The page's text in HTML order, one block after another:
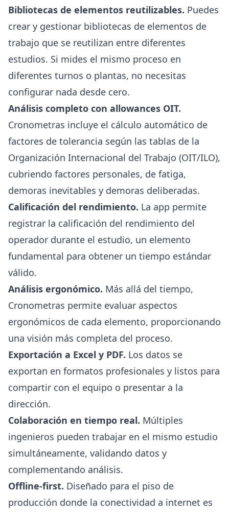
Bibliotecas de elementos reutilizables. Puedes
crear y gestionar bibliotecas de elementos de
trabajo que se reutilizan entre diferentes
estudios. Si mides el mismo proceso en
diferentes turnos o plantas, no necesitas
configurar nada desde cero.
Análisis completo con allowances OIT.
Cronometras incluye el cálculo automático de
factores de tolerancia según las tablas de la
Organización Internacional del Trabajo (OIT/ILO),
cubriendo factores personales, de fatiga,
demoras inevitables y demoras deliberadas.
Calificación del rendimiento. La app permite
registrar la calificación del rendimiento del
operador durante el estudio, un elemento
fundamental para obtener un tiempo estándar
válido.
Análisis ergonómico. Más allá del tiempo,
Cronometras permite evaluar aspectos
ergonómicos de cada elemento, proporcionando
una visión más completa del proceso.
Exportación a Excel y PDF. Los datos se
exportan en formatos profesionales y listos para
compartir con el equipo o presentar a la
dirección.
Colaboración en tiempo real. Múltiples
ingenieros pueden trabajar en el mismo estudio
simultáneamente, validando datos y
complementando análisis.
Offline-first. Diseñado para el piso de
producción donde la conectividad a internet es